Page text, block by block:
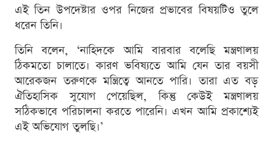
এই তিন উপদেষ্টার ওপর নিজের প্রভাবের বিষয়টিও তুলে
ধরেন তিনি।
তিনি বলেন, ‘নাহিদকে আমি বারবার বলেছি মন্ত্রণালয়
ঠিকমতো চালাতে। কারণ ভবিষ্যতে আমি যেন তার বয়সী
আরেকজন তরুণকে মন্ত্রিত্বে আনতে পারি। তারা এত বড়
ঐতিহাসিক সুযোগ পেয়েছিল, কিন্তু কেউই মন্ত্রণালয়
সঠিকভাবে পরিচালনা করতে পারেনি। এখন আমি প্রকাশ্যেই
এই অভিযোগ তুলছি।’